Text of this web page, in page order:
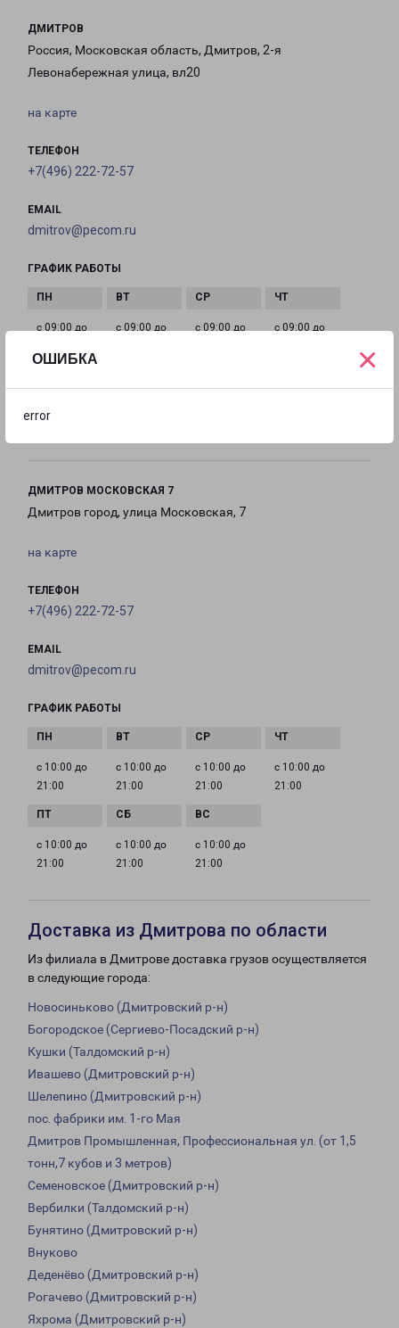
ОШИБКА
error
×
ДМИТРОВ
Россия, Московская область, Дмитров, 2-я
Левонабережная улица, вл20
на карте
ТЕЛЕФОН
+7(496) 222-72-57
EMAIL
dmitrov@pecom.ru
ГРАФИК РАБОТЫ
с 09:00 до
с 09:00 до
с 09:00 до
с 09:00 до
18:00
ДМИТРОВ МОСКОВСКАЯ 7
Дмитров город, улица Московская, 7
на карте
ТЕЛЕФОН
+7(496) 222-72-57
EMAIL
dmitrov@pecom.ru
ГРАФИК РАБОТЫ
с 10:00 до
21:00
с 10:00 до
21:00
с 10:00 до
21:00
с 10:00 до
21:00
с 10:00 до
21:00
с 10:00 до
21:00
с 10:00 до
21:00
Доставка из Дмитрова по области
Из филиала в Дмитрове доставка грузов осуществляется
в следующие города:
Новосиньково (Дмитровский р-н)
Богородское (Сергиево-Посадский р-н)
Кушки (Талдомский р-н)
Ивашево (Дмитровский р-н)
Шелепино (Дмитровский р-н)
пос. фабрики им. 1-го Мая
Дмитров Промышленная, Профессиональная ул. (от 1,5
тонн,7 кубов и 3 метров)
Семеновское (Дмитровский р-н)
Вербилки (Талдомский р-н)
Бунятино (Дмитровский р-н)
Внуково
Деденёво (Дмитровский р-н)
Рогачево (Дмитровский р-н)
Яхрома (Дмитровский р-н)